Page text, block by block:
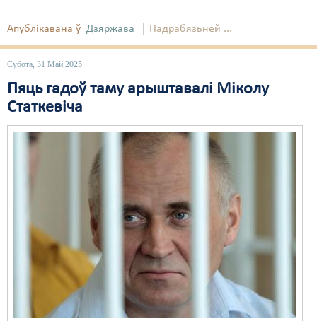
Апублікавана ў Дзяржава Падрабязьней ...
Субота, 31 Май 2025
Пяць гадоў таму арыштавалі Міколу
Статкевіча
Рознае
Свабода слова
Свабода сумленьня
Суд
Сьмяротнае пакараньне
Сацыяльныя правы